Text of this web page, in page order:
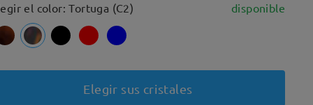
el color: Tortuga (C2) disponible
Elegir sus cristales